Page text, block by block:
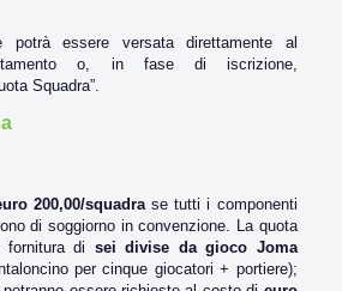
potrà essere versata direttamente al
o, in fase di iscrizione,
Squadra”.
200,00/squadrase tutti i componenti
di soggiorno in convenzione. La quota
fornitura di sei divise da gioco Joma
per cinque giocatori + portiere);